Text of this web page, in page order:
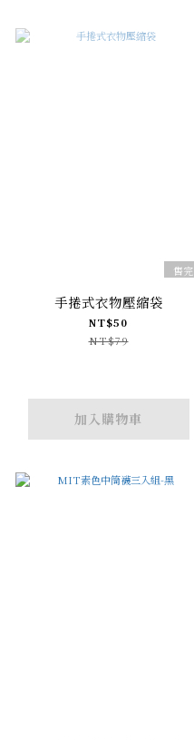
售完
手捲式衣物壓縮袋
NT$50
NT$79
加入購物車